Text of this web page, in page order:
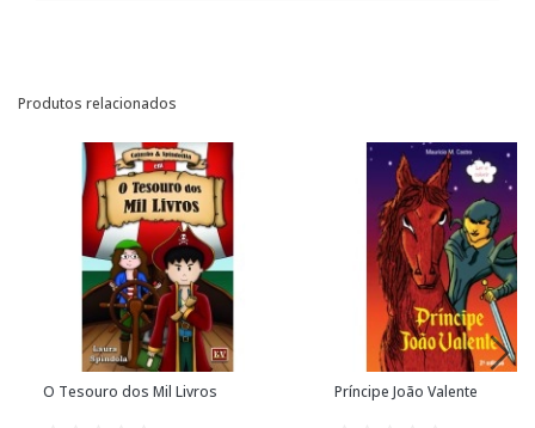
Produtos relacionados
O Tesouro dos Mil Livros Príncipe João Valente